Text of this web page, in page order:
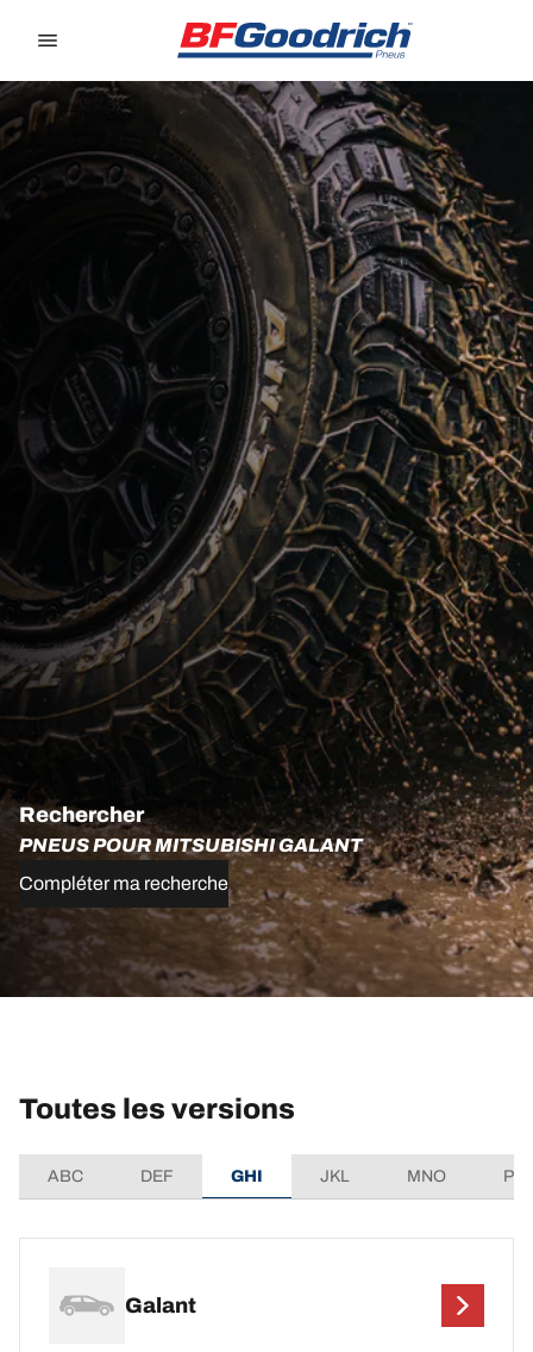
Rechercher
PNEUS POUR MITSUBISHI GALANT
Compléter ma recherche
Toutes les versions
ABC DEF GHI JKL MNO
Galant